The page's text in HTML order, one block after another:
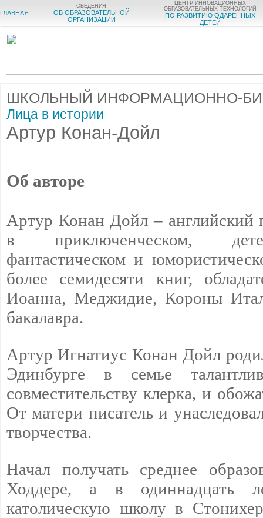
ГЛАВНАЯ
СВЕДЕНИЯ
ОБ ОБРАЗОВАТЕЛЬНОЙ
ОРГАНИЗАЦИИ
ЦЕНТР ИННОВАЦИОННЫХ
ОБРАЗОВАТЕЛЬНЫХ ТЕХНОЛОГИЙ
ПО РАЗВИТИЮ ОДАРЕННЫХ
ДЕТЕЙ
ШКОЛЬНЫЙ ИНФОРМАЦИОННО-
Лица в истории
Артур Конан-Дойл
Об авторе
Артур Конан Дойл – английский
в приключенческом,
фантастическом и
более семидесяти книг,
Иоанна, Меджидие, Короны
бакалавра.
Артур Игнатиус Конан Дойл
Эдинбурге в семье
совместительству клерка, и
От матери писатель и
творчества.
Начал получать среднее
Ходдере, а в одиннадцать
католическую школу в